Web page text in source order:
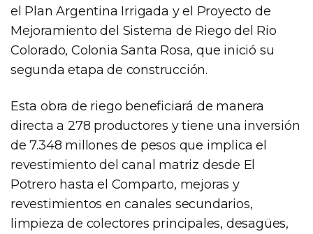
el Plan Argentina Irrigada y el Proyecto de
Mejoramiento del Sistema de Riego del Rio
Colorado, Colonia Santa Rosa, que inició su
segunda etapa de construcción.
Esta obra de riego beneficiará de manera
directa a 278 productores y tiene una inversión
de 7.348 millones de pesos que implica el
revestimiento del canal matriz desde El
Potrero hasta el Comparto, mejoras y
revestimientos en canales secundarios,
limpieza de colectores principales, desagües,